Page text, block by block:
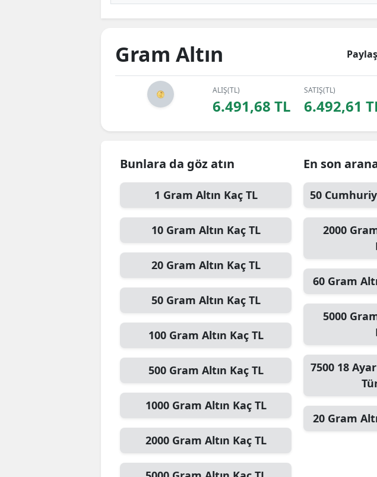
Bitlis
Bursa
Çanakkale
Elazığ
Erzincan
Eskişehir
Gaziantep
Giresun
Gümüşhane
Hakkari
Hatay
Isparta
Gram Altın
ALIŞ(TL)
6.491,68 TL
SATIŞ(TL)
6.492,61
Bunlara da göz atın
1 Gram Altın Kaç TL
10 Gram Altın Kaç TL
20 Gram Altın Kaç TL
50 Gram Altın Kaç TL
100 Gram Altın Kaç TL
500 Gram Altın Kaç TL
1000 Gram Altın Kaç TL
2000 Gram Altın Kaç TL
En son
50
2000
60 Gram
5000
7500 18
20 Gram